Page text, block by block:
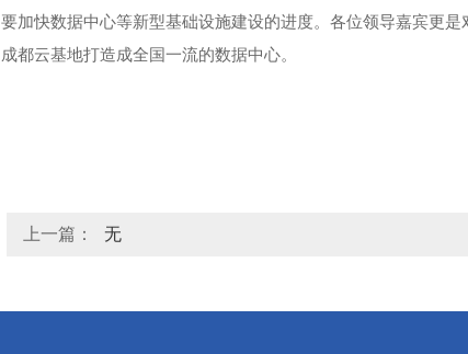
要加快数据中心等新型基础设施建设的进度。各位领导嘉宾更
成都云基地打造成全国一流的数据中心。
上一篇： 无